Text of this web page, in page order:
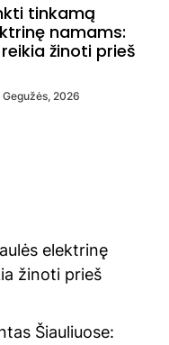
tinkamą
namams:
žinoti prieš
Gegužės, 2026
elektrinę
žinoti prieš
Šiauliuose: